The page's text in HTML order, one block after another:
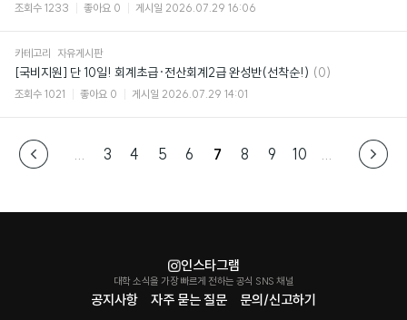
조회수 1233 좋아요 0 게시일 2026.07.29 16:06
카테고리 자유게시판
[국비지원] 단 10일! 회계초급·전산회계2급 완성반(선착순!) 댓
(0)
조회수 1021 좋아요 0 게시일 2026.07.29 14:01
3 4 5 6 7 8 9 10
공지사항 자주 묻는 질문 문의/신고하기
인스타그램
대학 소식을 가장 빠르게 전하는 공식 SNS 채널